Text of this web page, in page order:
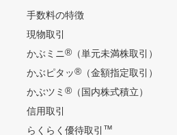
手数料の特徴
現物取引
かぶミニ®（単元未満株取引）
かぶピタッ®（金額指定取引）
かぶツミ ®（国内株式積立）
信用取引
らくらく優待取引 ™